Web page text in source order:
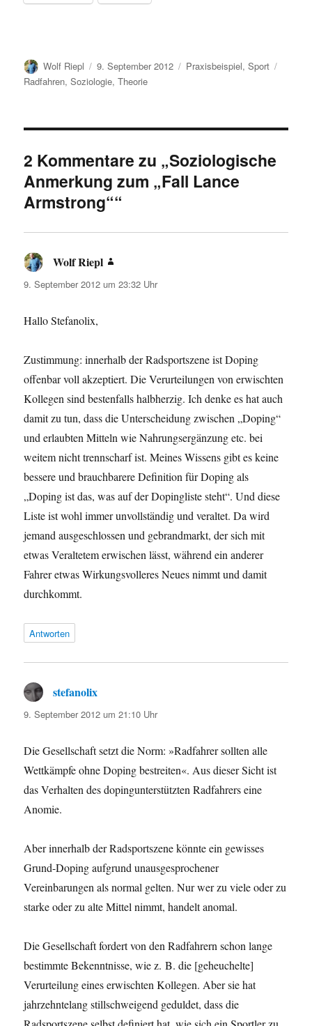
Autor
Wolf Riepl
Veröffentlicht
am
9. September 2012 Kategorien
Praxisbeispiel,Sport
Radfahren,Soziologie,Theorie
2 Kommentare zu „Soziologische
Anmerkung zum „Fall Lance
Armstrong““
Wolf Riepl
9. September 2012 um 23:32 Uhr
Hallo Stefanolix,
Zustimmung: innerhalb der Radsportszene ist Doping
offenbar voll akzeptiert. Die Verurteilungen von erwischten
Kollegen sind bestenfalls halbherzig. Ich denke es hat auch
damit zu tun, dass die Unterscheidung zwischen „Doping“
und erlaubten Mitteln wie Nahrungsergänzung etc. bei
weitem nicht trennscharf ist. Meines Wissens gibt es keine
bessere und brauchbarere Definition für Doping als
„Doping ist das, was auf der Dopingliste steht“. Und diese
Liste ist wohl immer unvollständig und veraltet. Da wird
jemand ausgeschlossen und gebrandmarkt, der sich mit
etwas Veraltetem erwischen lässt, während ein anderer
Fahrer etwas Wirkungsvolleres Neues nimmt und damit
durchkommt.
Antworten
stefanolix
9. September 2012 um 21:10 Uhr
Die Gesellschaft setzt die Norm: »Radfahrer sollten alle
Wettkämpfe ohne Doping bestreiten«. Aus dieser Sicht ist
das Verhalten des dopingunterstützten Radfahrers eine
Anomie.
Aber innerhalb der Radsportszene könnte ein gewisses
Grund-Doping aufgrund unausgesprochener
Vereinbarungen als normal gelten. Nur wer zu viele oder zu
starke oder zu alte Mittel nimmt, handelt anomal.
Die Gesellschaft fordert von den Radfahrern schon lange
bestimmte Bekenntnisse, wie z. B. die [geheuchelte]
Verurteilung eines erwischten Kollegen. Aber sie hat
jahrzehntelang stillschweigend geduldet, dass die